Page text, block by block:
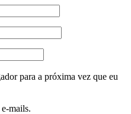
para a próxima vez que eu
mails.